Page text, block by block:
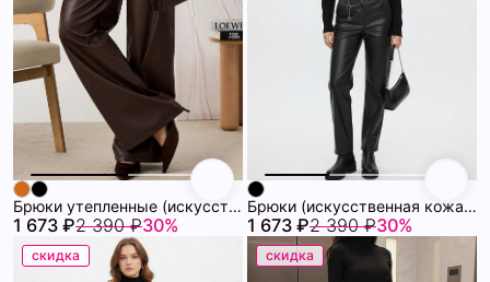
Брюки утепленные (искусственная кожа) 72460988\1013
1 673 ₽2 390 ₽30%
Брюки (искусственная кожа) 72460987\15
1 673 ₽2 390 ₽30%
скидка скидка